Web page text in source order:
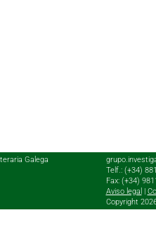
Galega
Telf.: (+34)
Fax: (+34)
Aviso legal
Copyright